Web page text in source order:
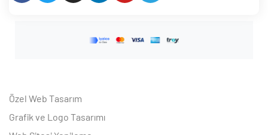
Özel Web Tasarım
Grafik ve Logo Tasarımı